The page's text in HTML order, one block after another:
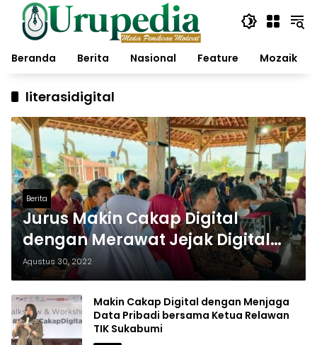
Langsung
konten
Beranda
Berita Nasional Feature Mozaik
literasidigital
Berita
Jurus Makin Cakap Digital
dengan Merawat Jejak Digital
Bersama Donny B.U
Agustus 30, 2022
Makin Cakap Digital dengan Menjaga
Data Pribadi bersama Ketua Relawan
TIK Sukabumi